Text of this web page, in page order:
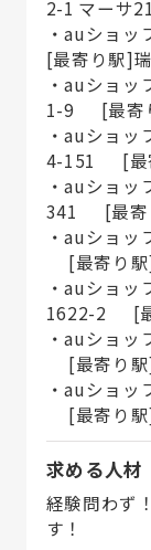
2-1 マーサ
・auショ
[最寄り駅]
・auショ
1-9 [最寄
・auショ
4-151 [最
・auショ
341 [最寄
・auショ
[最寄り駅
・auショッ
1622-2 [最
・auショ
[最寄り駅
・auショ
[最寄り駅
求める人材
経験問わず
す！